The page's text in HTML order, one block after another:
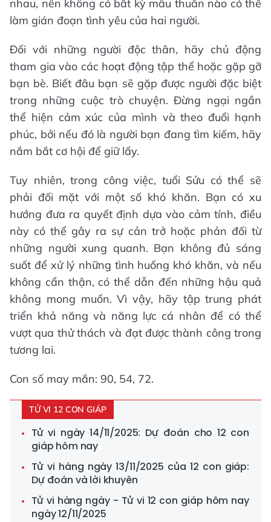
nhau, nên không có bất kỳ mâu thuẫn nào có thể
làm gián đoạn tình yêu của hai người.
Đối với những người độc thân, hãy chủ động
tham gia vào các hoạt động tập thể hoặc gặp gỡ
bạn bè. Biết đâu bạn sẽ gặp được người đặc biệt
trong những cuộc trò chuyện. Đừng ngại ngần
thể hiện cảm xúc của mình và theo đuổi hạnh
phúc, bởi nếu đó là người bạn đang tìm kiếm, hãy
nắm bắt cơ hội để giữ lấy.
Tuy nhiên, trong công việc, tuổi Sửu có thể sẽ
phải đối mặt với một số khó khăn. Bạn có xu
hướng đưa ra quyết định dựa vào cảm tính, điều
này có thể gây ra sự cản trở hoặc phản đối từ
những người xung quanh. Bạn không đủ sáng
suốt để xử lý những tình huống khó khăn, và nếu
không cẩn thận, có thể dẫn đến những hậu quả
không mong muốn. Vì vậy, hãy tập trung phát
triển khả năng và năng lực cá nhân để có thể
vượt qua thử thách và đạt được thành công trong
tương lai.
Con số may mắn: 90, 54, 72.
TỬ VI 12 CON GIÁP
Tử vi ngày 14/11/2025: Dự đoán cho 12 con
giáp hôm nay
Tử vi hàng ngày 13/11/2025 của 12 con giáp:
Dự đoán và lời khuyên
Tử vi hàng ngày - Tử vi 12 con giáp hôm nay
ngày 12/11/2025